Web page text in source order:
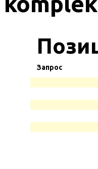
Запрос